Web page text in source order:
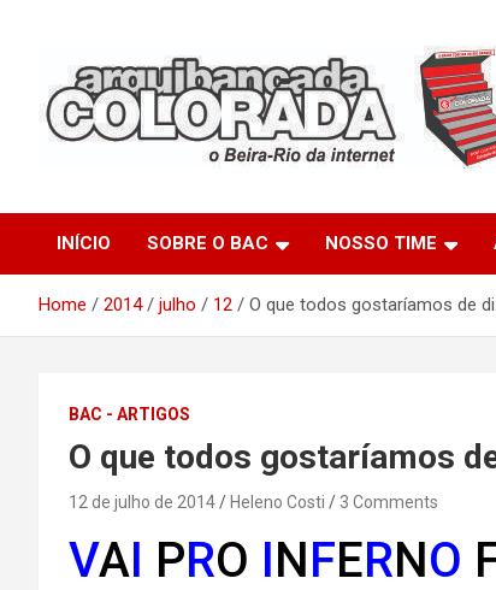
Arquibancada
INÍCIO SOBRE O BAC NOSSO TIME
Home 2014 julho 12 O que todos gostaríamos de
BAC - ARTIGOS
O que todos gostaríamos
12 de julho de 2014 Heleno Costi 3 Comments
VAI PRO INFERNO